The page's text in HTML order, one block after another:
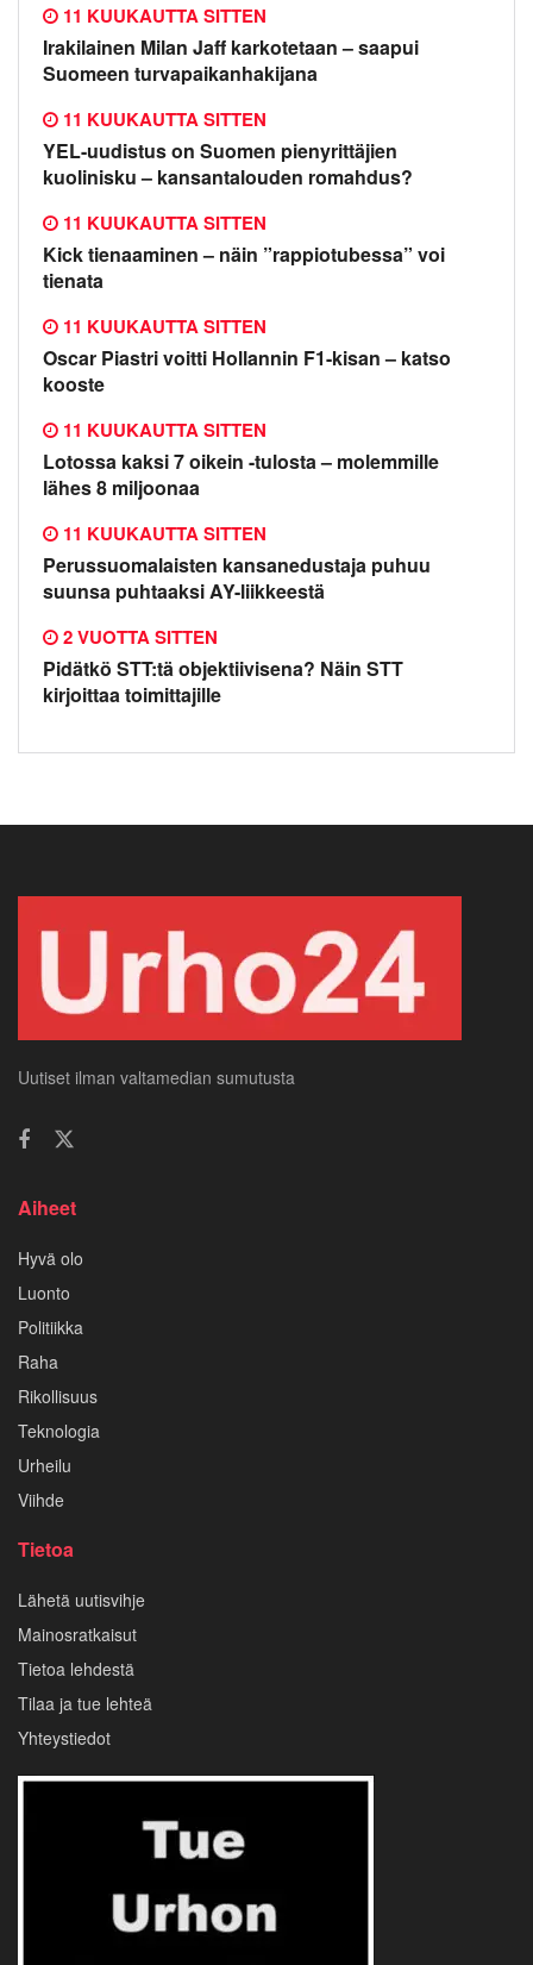
Irakilainen Milan Jaff karkotetaan – saapui
Suomeen turvapaikanhakijana
11 KUUKAUTTA SITTEN
YEL-uudistus on Suomen pienyrittäjien
kuolinisku – kansantalouden romahdus?
11 KUUKAUTTA SITTEN
Kick tienaaminen – näin ”rappiotubessa” voi
tienata
11 KUUKAUTTA SITTEN
Oscar Piastri voitti Hollannin F1-kisan – katso
kooste
11 KUUKAUTTA SITTEN
Lotossa kaksi 7 oikein -tulosta – molemmille
lähes 8 miljoonaa
11 KUUKAUTTA SITTEN
Perussuomalaisten kansanedustaja puhuu
suunsa puhtaaksi AY-liikkeestä
11 KUUKAUTTA SITTEN
Pidätkö STT:tä objektiivisena? Näin STT
kirjoittaa toimittajille
2 VUOTTA SITTEN
Uutiset ilman valtamedian sumutusta
Aiheet
Hyvä olo
Luonto
Politiikka
Raha
Rikollisuus
Teknologia
Urheilu
Viihde
Tietoa
Lähetä uutisvihje
Mainosratkaisut
Tietoa lehdestä
Tilaa ja tue lehteä
Yhteystiedot